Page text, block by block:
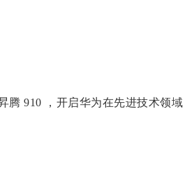
腾 910 ，开启华为在先进技术领域